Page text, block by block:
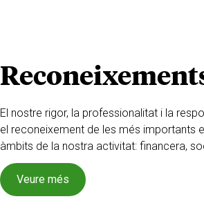
El nostre rigor, la professionalitat i la
el reconeixement de les més importants
àmbits de la nostra activitat: financera,
Veure més